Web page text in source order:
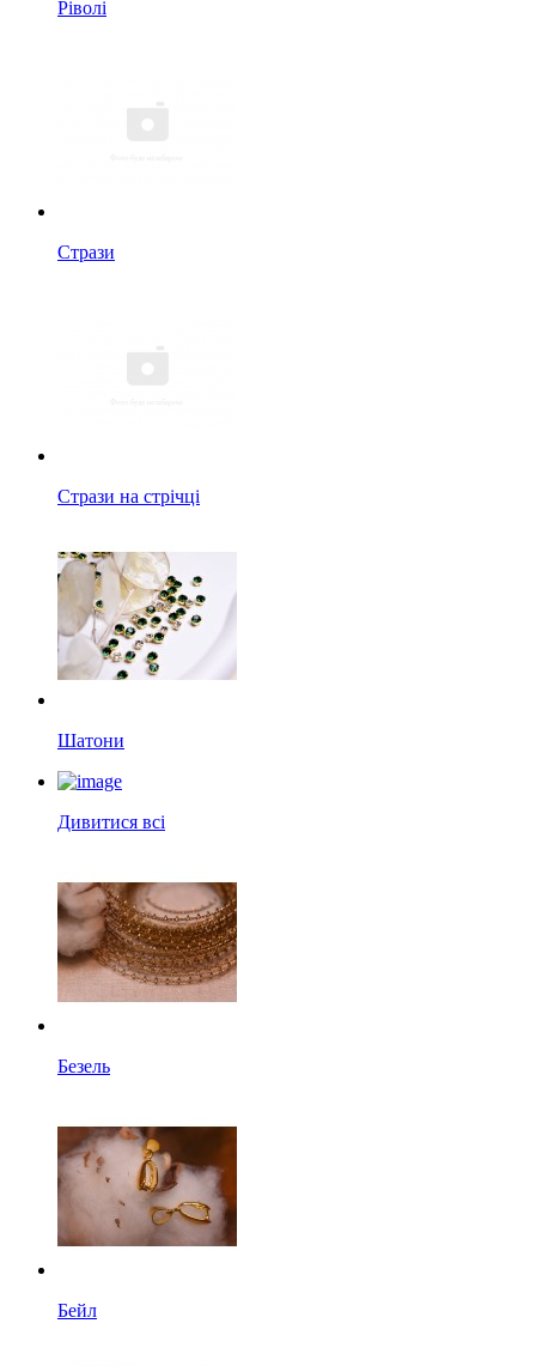
Ріволі
Стрази
Стрази на стрічці
Шатони
Дивитися всі
Безель
Бейл